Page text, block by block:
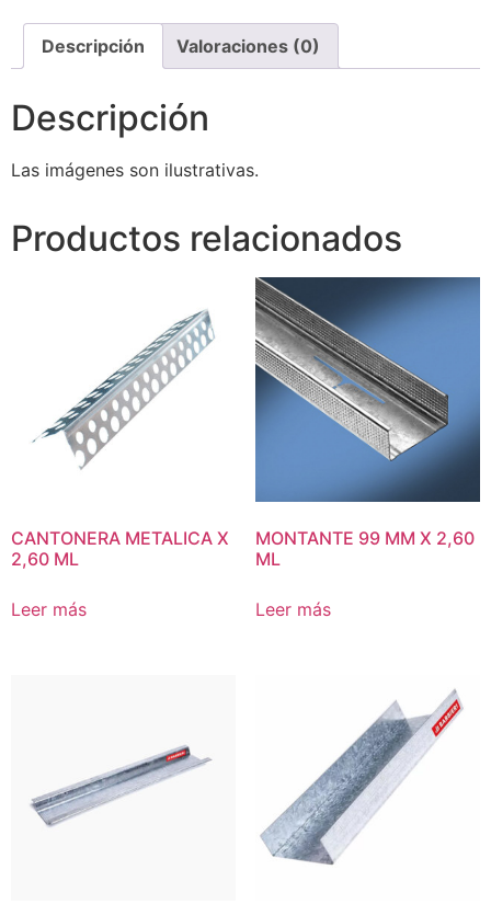
Descripción Valoraciones (0)
Descripción
Las imágenes son ilustrativas.
Productos relacionados
CANTONERA METALICA X
2,60 ML
Leer más
MONTANTE 99 MM X 2,60
ML
Leer más